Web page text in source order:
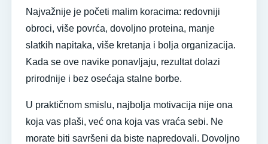
Najvažnije je početi malim koracima: redovniji
obroci, više povrća, dovoljno proteina, manje
slatkih napitaka, više kretanja i bolja organizacija.
Kada se ove navike ponavljaju, rezultat dolazi
prirodnije i bez osećaja stalne borbe.
U praktičnom smislu, najbolja motivacija nije ona
koja vas plaši, već ona koja vas vraća sebi. Ne
morate biti savršeni da biste napredovali. Dovoljno